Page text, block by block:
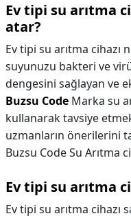
Ev tipi su arıtma
atar?
Ev tipi su arıtma cihazı
suyunuzu bakteri ve
dengesini sağlayan ve
Buzsu Code Marka su
kullanarak tavsiye
uzmanların önerilerini
Buzsu Code Su Arıtma
Ev tipi su arıtma
Ev tipi su arıtma cihazı